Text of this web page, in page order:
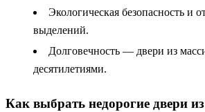
Экологическая безопасность и
выделений.
Долговечность — двери из
десятилетиями.
Как выбрать недорогие двери